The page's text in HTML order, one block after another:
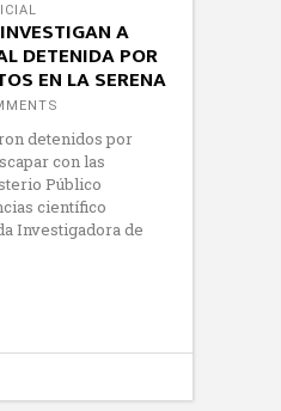
A
DETENIDA POR
EN LA SERENA
detenidos por
con las
Público
científico
Investigadora de